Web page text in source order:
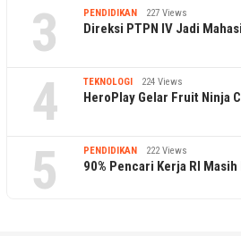
3 PENDIDIKAN 227 Views
Direksi PTPN IV Jadi
4 TEKNOLOGI 224 Views
HeroPlay Gelar Fruit Ninja
5 PENDIDIKAN 222 Views
90% Pencari Kerja RI